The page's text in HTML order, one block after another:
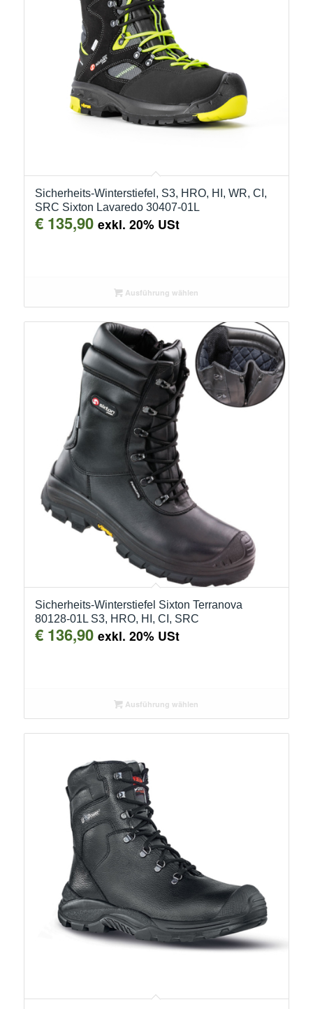
Sicherheits-Winterstiefel, S3, HRO, HI, WR, CI,
SRC Sixton Lavaredo 30407-01L
€135,90 exkl. 20% USt
Ausführung wählen
Sicherheits-Winterstiefel Sixton Terranova
80128-01L S3, HRO, HI, CI, SRC
€136,90 exkl. 20% USt
Ausführung wählen